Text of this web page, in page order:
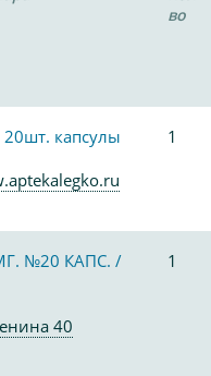
во
капсулы 1
№20 КАПС. /
1
40